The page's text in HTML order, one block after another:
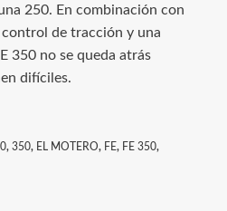
250. En combinación con
control de tracción y una
350 no se queda atrás
difíciles.
, 350, EL MOTERO, FE, FE 350,